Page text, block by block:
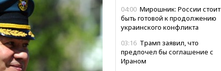
04:00 Мирошник: России стоит
быть готовой к продолжению
украинского конфликта
03:16 Трамп заявил, что
предпочел бы соглашение с
Ираном